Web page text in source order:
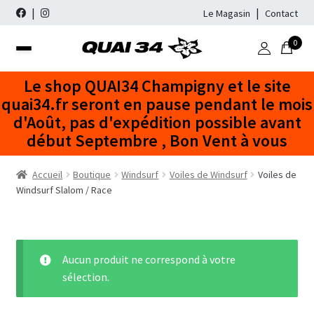
Le Magasin Contact
à
navigation
au
contenu
0
Recherche
Recherche
WINDSURF
PACKS COMPLETS
FLOTTEURS
Slalom Race
Flotteurs à Dérive
Freeride No Cam
Freeride Cam
Slalom / Race
Freestyle Wave
MATS
Mats SDM
WHISBONES
Wishbones Aluminium
FOIL DE WINDSURF
WINGFOIL
FLOTTEURS
FOILS
ACCESSOIRES / BAGAGERIE
STAND UP PADDLE
RIGIDE
PAGAIES
ACCESSOIRES SUP
COMBINAISONS
CHAUSSONS
ACCESSOIRES NÉOPRÈNE
DESTOCKAGE
OCCASIONS
FLOTTEURS DE WINDSURF
MARQUES
Le shop QUAI34 Champigny et le site
quai34.fr seront en pause pendant le mois
d'Août, pas d'expédition possible avant
début Septembre , Bon Vent à vous
Accueil Boutique Windsurf Voiles de Windsurf
Voiles de
Windsurf Slalom / Race
Aucun produit ne correspond à votre
sélection.